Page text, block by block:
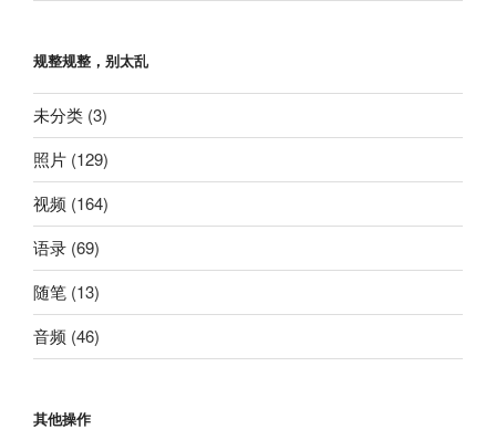
规整规整，别太乱
未分类 (3)
照片 (129)
视频 (164)
语录 (69)
随笔 (13)
音频 (46)
其他操作